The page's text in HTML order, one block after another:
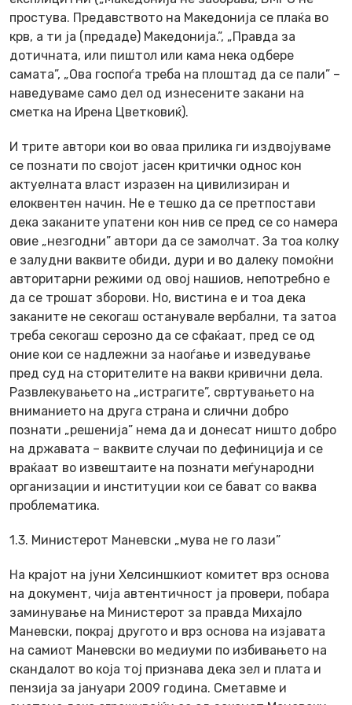
простува. Предавството на Македонија се плаќа во
крв, а ти ја (предаде) Македонија.”, „Правда за
дотичната, или пиштол или кама нека одбере
самата”, „Ова госпоѓа треба на плоштад да се пали” –
наведуваме само дел од изнесените закани на
сметка на Ирена Цветковиќ).
И трите автори кои во оваа прилика ги издвојуваме
се познати по својот јасен критички однос кон
актуелната власт изразен на цивилизиран и
елоквентен начин. Не е тешко да се претпостави
дека заканите упатени кон нив се пред се со намера
овие „незгодни” автори да се замолчат. За тоа колку
е залудни ваквите обиди, дури и во далеку помоќни
авторитарни режими од овој нашиов, непотребно е
да се трошат зборови. Но, вистина е и тоа дека
заканите не секогаш останувале вербални, та затоа
треба секогаш серозно да се сфаќаат, пред се од
оние кои се надлежни за наоѓање и изведување
пред суд на сторителите на вакви кривични дела.
Развлекувањето на „истрагите”, свртувањето на
вниманието на друга страна и слични добро
познати „решенија” нема да и донесат ништо добро
на државата – ваквите случаи по дефиниција и се
враќаат во извештаите на познати меѓународни
организации и институции кои се бават со ваква
проблематика.
1.3. Министерот Маневски „мува не го лази”
На крајот на јуни Хелсиншкиот комитет врз основа
на документ, чија автентичност ја провери, побара
заминување на Министерот за правда Михајло
Маневски, покрај другото и врз основа на изјавата
на самиот Маневски во медиуми по избивањето на
скандалот во која тој признава дека зел и плата и
пензија за јануари 2009 година. Сметавме и